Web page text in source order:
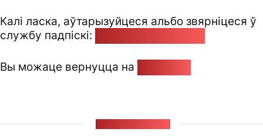
Калі ласка, аўтарызуйцеся альбо звярніцеся ў
службу падпіскі:
Вы можаце вернуцца на